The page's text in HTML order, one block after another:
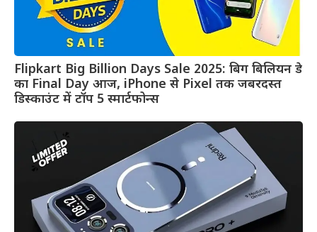
Flipkart Big Billion Days Sale 2025: बिग बिलियन डे
का Final Day आज, iPhone से Pixel तक जबरदस्त
डिस्काउंट में टॉप 5 स्मार्टफोन्स